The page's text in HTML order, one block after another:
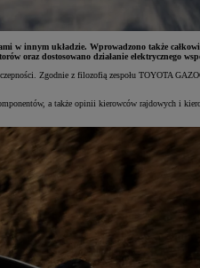
innym układzie. Wprowadzono także
oraz dostosowano działanie elektrycznego
Zgodnie z filozofią zespołu TOYOTA
a także opinii kierowców rajdowych i